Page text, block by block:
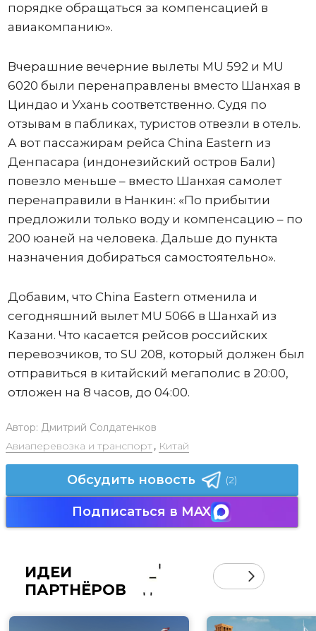
порядке обращаться за компенсацией в
авиакомпанию».
Вчерашние вечерние вылеты MU 592 и MU
6020 были перенаправлены вместо Шанхая в
Циндао и Ухань соответственно. Судя по
отзывам в пабликах, туристов отвезли в отель.
А вот пассажирам рейса China Eastern из
Денпасара (индонезийский остров Бали)
повезло меньше – вместо Шанхая самолет
перенаправили в Нанкин: «По прибытии
предложили только воду и компенсацию – по
200 юаней на человека. Дальше до пункта
назначения добираться самостоятельно».
Добавим, что China Eastern отменила и
сегодняшний вылет MU 5066 в Шанхай из
Казани. Что касается рейсов российских
перевозчиков, то SU 208, который должен был
отправиться в китайский мегаполис в 20:00,
отложен на 8 часов, до 04:00.
Автор: Дмитрий Солдатенков
Авиаперевозка и транспорт, Китай
Обсудить новость (2)
Подписаться в MAX
ИДЕИ
ПАРТНЁРОВ